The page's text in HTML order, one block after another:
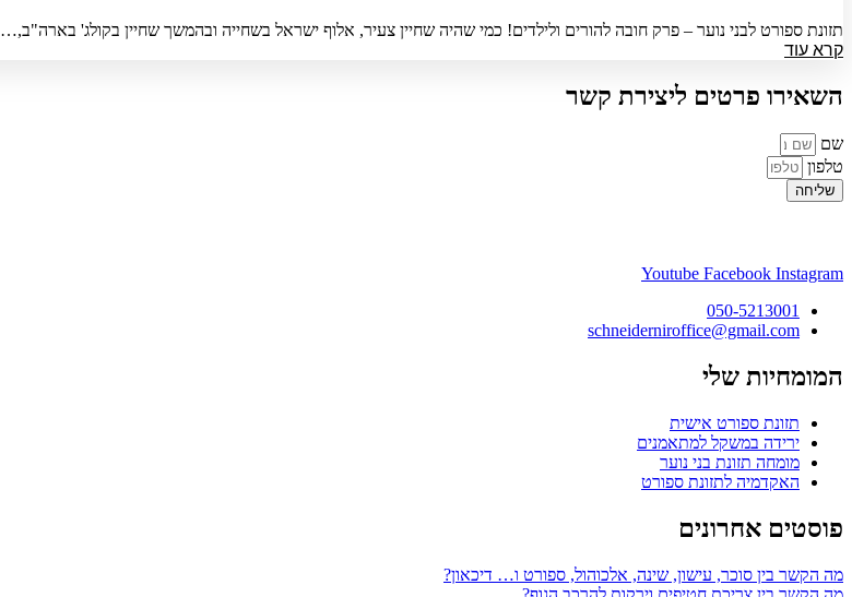
תזונת ספורט לבני נוער – פרק חובה להורים ולילדים! כמי שהיה שחיין צעיר, אלוף ישראל בשחייה ובהמשך שחיין בקולג' בארה"ב,…
קרא עוד
השאירו פרטים ליצירת קשר
שם
טלפון
שליחה
Youtube Facebook Instagram
050-5213001
schneiderniroffice@gmail.com
המומחיות שלי
תזונת ספורט אישית
ירידה במשקל למתאמנים
מומחה תזונת בני נוער
האקדמיה לתזונת ספורט
פוסטים אחרונים
מה הקשר בין סוכר, עישון, שינה, אלכוהול, ספורט ו… דיכאון?